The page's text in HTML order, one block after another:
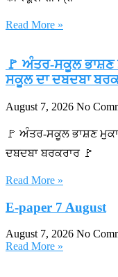
Read More »
🚩 ਅੰਤਰ-ਸਕੂਲ ਭਾਸ਼ਣ
ਸਕੂਲ ਦਾ ਦਬਦਬਾ
August 7, 2026 No
🚩 ਅੰਤਰ-ਸਕੂਲ ਭਾਸ਼ਣ
ਦਬਦਬਾ ਬਰਕਰਾਰ 🚩
Read More »
E-paper 7 August
August 7, 2026 No
Read More »